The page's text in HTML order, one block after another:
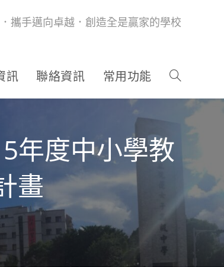
攜手邁向卓越．創造全是贏家的學校
訊 聯絡資訊 常用功能
年度中小學教
畫